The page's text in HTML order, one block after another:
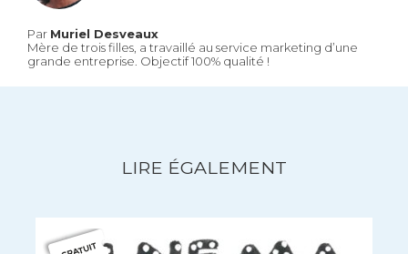
Par Muriel Desveaux
Mère de trois filles, a travaillé au service marketing d’une
grande entreprise. Objectif 100% qualité !
LIRE ÉGALEMENT